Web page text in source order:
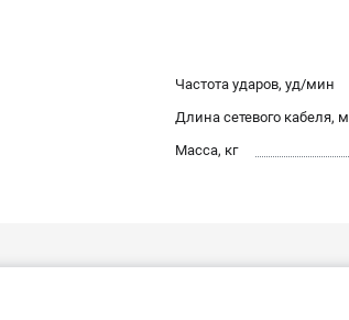
Частота ударов, уд/мин
Длина сетевого кабеля, м
Масса, кг